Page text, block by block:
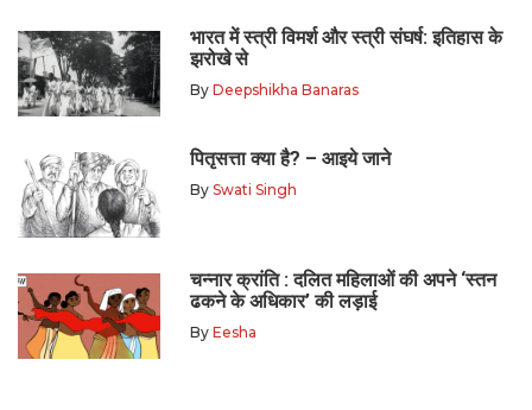
भारत में स्त्री विमर्श और स्त्री संघर्ष: इतिहास के
झरोखे से
By Deepshikha Banaras
पितृसत्ता क्या है? – आइये जाने
By Swati Singh
चन्नार क्रांति : दलित महिलाओं की अपने ‘स्तन
ढकने के अधिकार’ की लड़ाई
By Eesha